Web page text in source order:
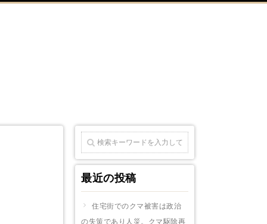
最近の投稿
住宅街でのクマ被害は政治
の失策であり人災。クマ駆除再